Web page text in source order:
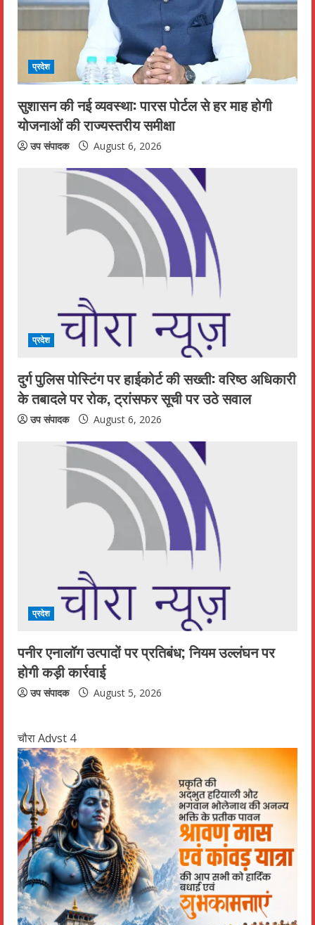
a
n
g
प्रदेश
सुशासन की नई व्यवस्था: पारस पोर्टल से हर माह होगी
योजनाओं की राज्यस्तरीय समीक्षा
उप संपादक August 6, 2026
प्रदेश
दुर्ग पुलिस पोस्टिंग पर हाईकोर्ट की सख्ती: वरिष्ठ अधिकारी
के तबादले पर रोक, ट्रांसफर सूची पर उठे सवाल
उप संपादक August 6, 2026
प्रदेश
पनीर एनालॉग उत्पादों पर प्रतिबंध; नियम उल्लंघन पर
होगी कड़ी कार्रवाई
उप संपादक August 5, 2026
चौरा Advst 4